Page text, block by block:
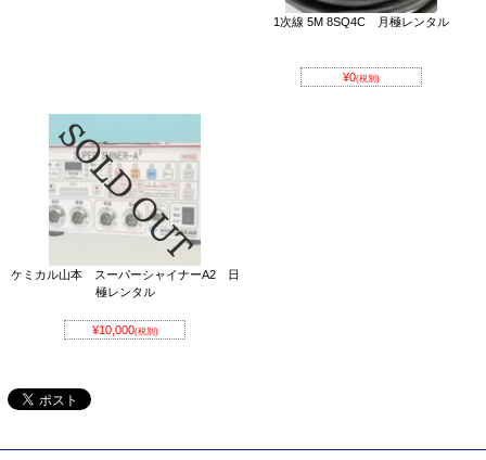
1次線 5M 8SQ4C 月極レンタル
¥0(税別)
ケミカル山本 スーパーシャイナーA2 日
極レンタル
¥10,000(税別)